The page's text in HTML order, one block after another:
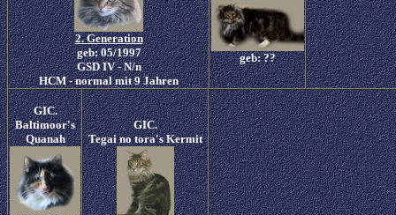
2. Generation
geb: 05/1997
GSD IV - N/n
HCM - normal mit 9 Jahren
geb: ??
GIC.
Baltimoor's
Quanah
GIC.
Tegai no tora's Kermit